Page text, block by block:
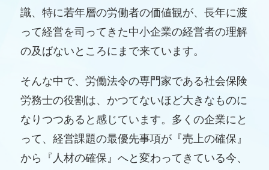
識、特に若年層の労働者の価値観が、長年に渡
って経営を司ってきた中小企業の経営者の理解
の及ばないところにまで来ています。
そんな中で、労働法令の専門家である社会保険
労務士の役割は、かつてないほど大きなものに
なりつつあると感じています。多くの企業にと
って、経営課題の最優先事項が『売上の確保』
から『人材の確保』へと変わってきている今、